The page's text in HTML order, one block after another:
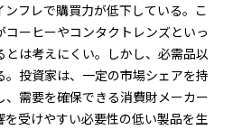
フレで購買力が低下している。こ
ーヒーやコンタクトレンズといっ
は考えにくい。しかし、必需品以
投資家は、一定の市場シェアを持
需要を確保できる消費財メーカー
を受けやすい必要性の低い製品を生